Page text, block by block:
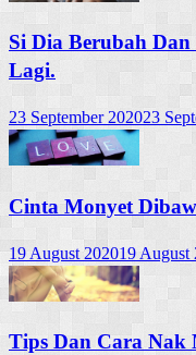
Si Dia Berubah
Lagi.
23 September 202023
Cinta Monyet
19 August 202019 August
Tips Dan Cara Nak